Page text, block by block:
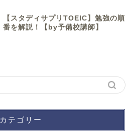
【スタディサプリTOEIC】勉強の順
番を解説！【by予備校講師】
カテゴリー